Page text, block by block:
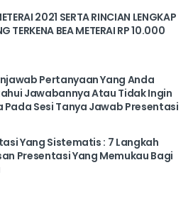
2021 SERTA RINCIAN LENGKAP
TERKENA BEA METERAI RP 10.000
Pertanyaan Yang Anda
Jawabannya Atau Tidak Ingin
Sesi Tanya Jawab Presentasi
Yang Sistematis : 7 Langkah
Presentasi Yang Memukau Bagi